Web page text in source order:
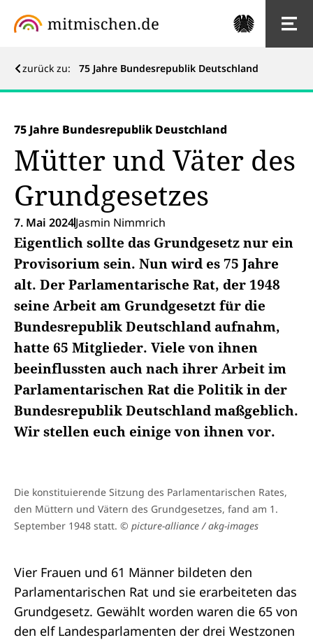
zurück zu: 75 Jahre Bundesrepublik Deutschland
75 Jahre Bundesrepublik Deustchland
Mütter und Väter des
Grundgesetzes
7. Mai 2024Jasmin Nimmrich
Eigentlich sollte das Grundgesetz nur ein
Provisorium sein. Nun wird es 75 Jahre
alt. Der Parlamentarische Rat, der 1948
seine Arbeit am Grundgesetzt für die
Bundesrepublik Deutschland aufnahm,
hatte 65 Mitglieder. Viele von ihnen
beeinflussten auch nach ihrer Arbeit im
Parlamentarischen Rat die Politik in der
Bundesrepublik Deutschland maßgeblich.
Wir stellen euch einige von ihnen vor.
Die konstituierende Sitzung des Parlamentarischen Rates,
den Müttern und Vätern des Grundgesetzes, fand am 1.
September 1948 statt. © picture-alliance / akg-images
Vier Frauen und 61 Männer bildeten den
Parlamentarischen Rat und sie erarbeiteten das
Grundgesetz. Gewählt worden waren die 65 von
den elf Landesparlamenten der drei Westzonen